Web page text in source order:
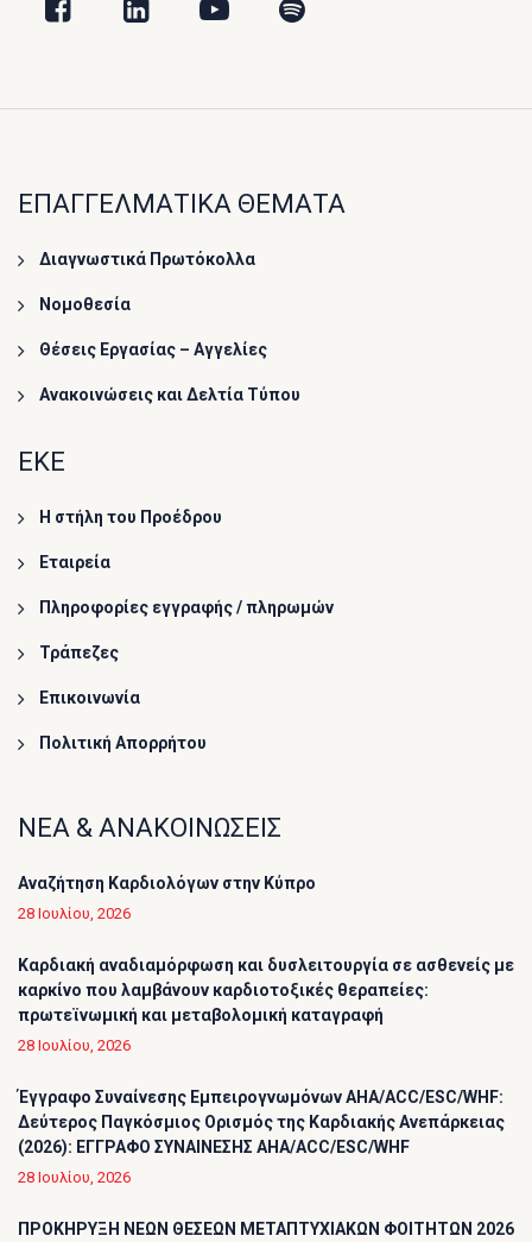
ΕΠΑΓΓΕΛΜΑΤΙΚΑ ΘΕΜΑΤΑ
Διαγνωστικά Πρωτόκολλα
Νομοθεσία
Θέσεις Εργασίας – Αγγελίες
Ανακοινώσεις και Δελτία Τύπου
ΕΚΕ
Η στήλη του Προέδρου
Εταιρεία
Πληροφορίες εγγραφής / πληρωμών
Τράπεζες
Επικοινωνία
Πολιτική Απορρήτου
ΝΕΑ & ΑΝΑΚΟΙΝΩΣΕΙΣ
Αναζήτηση Καρδιολόγων στην Κύπρο
28 Ιουλίου, 2026
Καρδιακή αναδιαμόρφωση και δυσλειτουργία σε ασθενείς με
καρκίνο που λαμβάνουν καρδιοτοξικές θεραπείες:
πρωτεϊνωμική και μεταβολομική καταγραφή
28 Ιουλίου, 2026
Έγγραφο Συναίνεσης Εμπειρογνωμόνων AHA/ACC/ESC/WHF:
Δεύτερος Παγκόσμιος Ορισμός της Καρδιακής Ανεπάρκειας
(2026): ΕΓΓΡΑΦΟ ΣΥΝΑΙΝΕΣΗΣ AHA/ACC/ESC/WHF
28 Ιουλίου, 2026
ΠΡΟΚΗΡΥΞΗ ΝΕΩΝ ΘΕΣΕΩΝ ΜΕΤΑΠΤΥΧΙΑΚΩΝ ΦΟΙΤΗΤΩΝ 2026